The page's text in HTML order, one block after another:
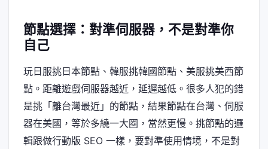
節點選擇：對準伺服器，不是對準你
自己
玩日服挑日本節點、韓服挑韓國節點、美服挑美西節
點。距離遊戲伺服器越近，延遲越低。很多人犯的錯
是挑「離台灣最近」的節點，結果節點在台灣、伺服
器在美國，等於多繞一大圈，當然更慢。挑節點的邏
輯跟做行動版 SEO 一樣，要對準使用情境，不是對